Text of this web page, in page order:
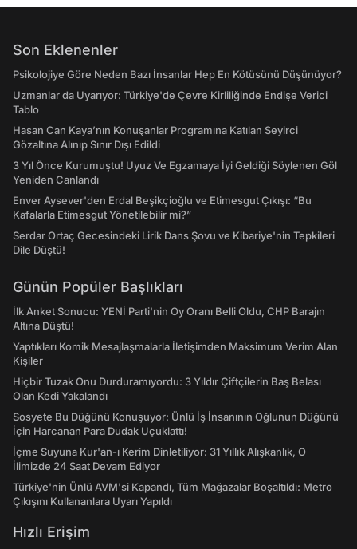
Son Eklenenler
Psikolojiye Göre Neden Bazı İnsanlar Hep En Kötüsünü Düşünüyor?
Uzmanlar da Uyarıyor: Türkiye'de Çevre Kirliliğinde Endişe Verici
Tablo
Hasan Can Kaya’nın Konuşanlar Programına Katılan Seyirci
Gözaltına Alınıp Sınır Dışı Edildi
3 Yıl Önce Kurumuştu! Uyuz Ve Egzamaya İyi Geldiği Söylenen Göl
Yeniden Canlandı
Enver Aysever'den Erdal Beşikçioğlu ve Etimesgut Çıkışı: “Bu
Kafalarla Etimesgut Yönetilebilir mi?”
Serdar Ortaç Gecesindeki Lirik Dans Şovu ve Kibariye'nin Tepkileri
Dile Düştü!
Günün Popüler Başlıkları
İlk Anket Sonucu: YENİ Parti'nin Oy Oranı Belli Oldu, CHP Barajın
Altına Düştü!
Yaptıkları Komik Mesajlaşmalarla İletişimden Maksimum Verim Alan
Kişiler
Hiçbir Tuzak Onu Durduramıyordu: 3 Yıldır Çiftçilerin Baş Belası
Olan Kedi Yakalandı
Sosyete Bu Düğünü Konuşuyor: Ünlü İş İnsanının Oğlunun Düğünü
İçin Harcanan Para Dudak Uçuklattı!
İçme Suyuna Kur'an-ı Kerim Dinletiliyor: 31 Yıllık Alışkanlık, O
İlimizde 24 Saat Devam Ediyor
Türkiye'nin Ünlü AVM'si Kapandı, Tüm Mağazalar Boşaltıldı: Metro
Çıkışını Kullananlara Uyarı Yapıldı
Hızlı Erişim